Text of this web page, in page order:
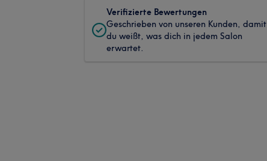
Verifizierte Bewertungen
Geschrieben von unseren Kunden, damit
du weißt, was dich in jedem Salon
erwartet.